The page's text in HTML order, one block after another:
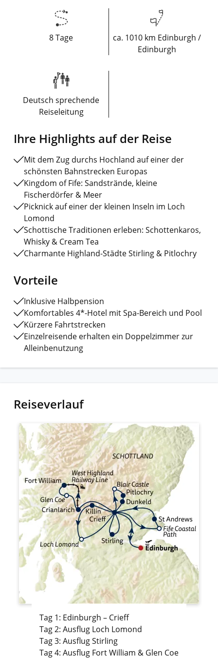
8 Tage
ca. 1010 km Edinburgh /
Edinburgh
Deutsch sprechende
Reiseleitung
Ihre Highlights auf der Reise
Mit dem Zug durchs Hochland auf einer der
schönsten Bahnstrecken Europas
Kingdom of Fife: Sandstrände, kleine
Fischerdörfer & Meer
Picknick auf einer der kleinen Inseln im Loch
Lomond
Schottische Traditionen erleben: Schottenkaros,
Whisky & Cream Tea
Charmante Highland-Städte Stirling & Pitlochry
Vorteile
Inklusive Halbpension
Komfortables 4*-Hotel mit Spa-Bereich und Pool
Kürzere Fahrtstrecken
Einzelreisende erhalten ein Doppelzimmer zur
Alleinbenutzung
Reiseverlauf
Tag 1: Edinburgh – Crieff
Tag 2: Ausflug Loch Lomond
Tag 3: Ausflug Stirling
Tag 4: Ausflug Fort William & Glen Coe